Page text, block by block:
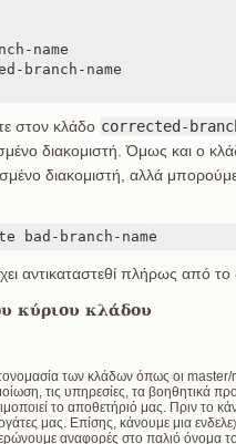
name
branch-name
στον κλάδο corrected-
διακομιστή. Όμως και ο
διακομιστή, αλλά
branch-name
αντικαταστεθί πλήρως από το
κύριου κλάδου
των κλάδων όπως οι
τις υπηρεσίες, τα βοηθητικά
το αποθετήριό μας. Πριν το
μας. Επίσης, κάνουμε μια
αναφορές στο παλιό όνομα